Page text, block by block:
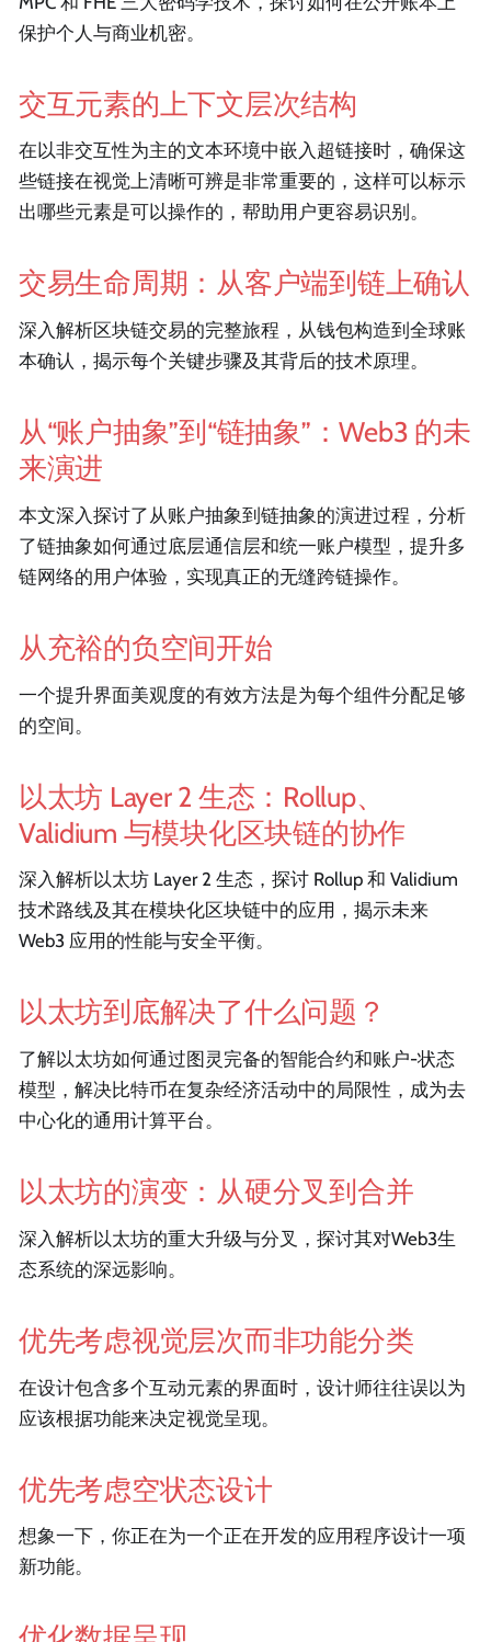
保护个人与商业机密。
交互元素的上下文层次结构
在以非交互性为主的文本环境中嵌入超链接时，确保这
些链接在视觉上清晰可辨是非常重要的，这样可以标示
出哪些元素是可以操作的，帮助用户更容易识别。
交易生命周期：从客户端到链上确认
深入解析区块链交易的完整旅程，从钱包构造到全球账
本确认，揭示每个关键步骤及其背后的技术原理。
从“账户抽象”到“链抽象”：Web3 的未
来演进
本文深入探讨了从账户抽象到链抽象的演进过程，分析
了链抽象如何通过底层通信层和统一账户模型，提升多
链网络的用户体验，实现真正的无缝跨链操作。
从充裕的负空间开始
一个提升界面美观度的有效方法是为每个组件分配足够
的空间。
以太坊 Layer 2 生态：Rollup、
Validium 与模块化区块链的协作
深入解析以太坊 Layer 2 生态，探讨 Rollup 和 Validium
技术路线及其在模块化区块链中的应用，揭示未来
Web3 应用的性能与安全平衡。
以太坊到底解决了什么问题？
了解以太坊如何通过图灵完备的智能合约和账户-状态
模型，解决比特币在复杂经济活动中的局限性，成为去
中心化的通用计算平台。
以太坊的演变：从硬分叉到合并
深入解析以太坊的重大升级与分叉，探讨其对Web3生
态系统的深远影响。
优先考虑视觉层次而非功能分类
在设计包含多个互动元素的界面时，设计师往往误以为
应该根据功能来决定视觉呈现。
优先考虑空状态设计
想象一下，你正在为一个正在开发的应用程序设计一项
新功能。